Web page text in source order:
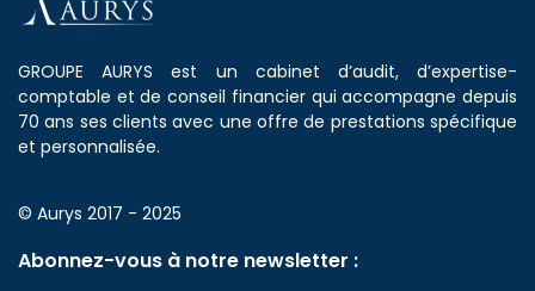
GROUPE AURYS est un cabinet d’audit, d’expertise-
comptable et de conseil financier qui accompagne depuis
70 ans ses clients avec une offre de prestations spécifique
et personnalisée.
© Aurys 2017 - 2025
Abonnez-vous à notre newsletter :